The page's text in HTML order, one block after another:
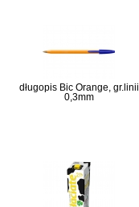
długopis Bic Orange, gr.linii
0,3mm